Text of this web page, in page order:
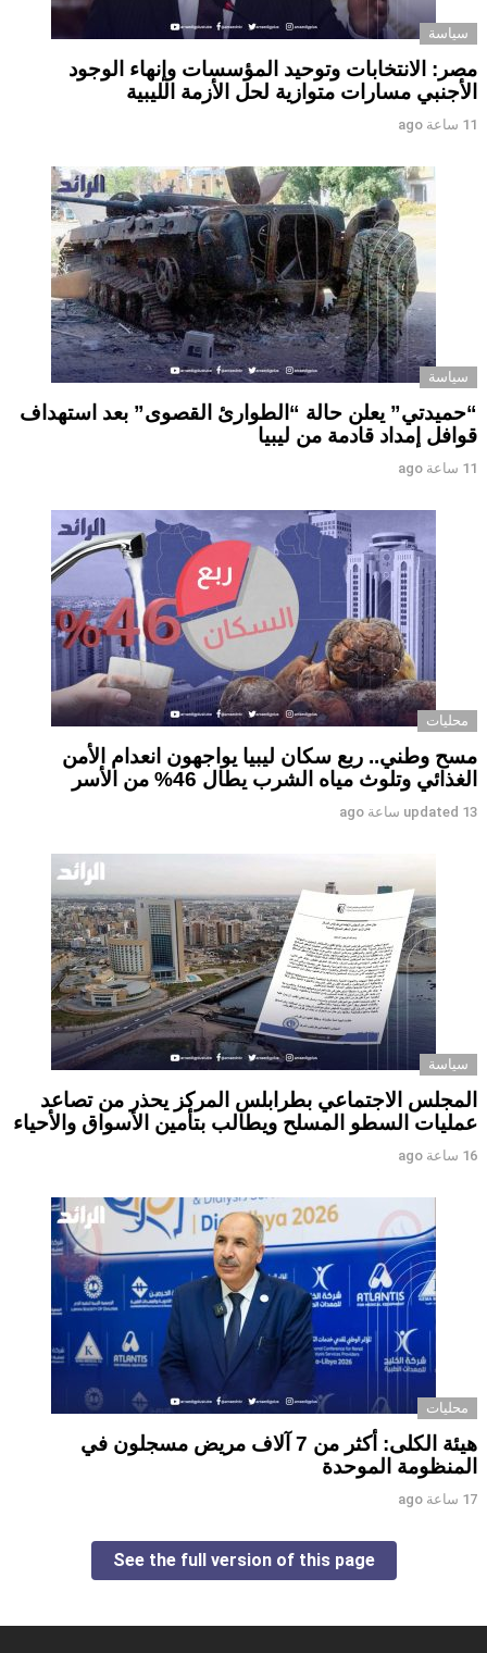
سياسة
مصر: الانتخابات وتوحيد المؤسسات وإنهاء الوجود
الأجنبي مسارات متوازية لحل الأزمة الليبية
11 ساعة ago
سياسة
“حميدتي” يعلن حالة “الطوارئ القصوى” بعد استهداف
قوافل إمداد قادمة من ليبيا
11 ساعة ago
محليات
مسح وطني.. ربع سكان ليبيا يواجهون انعدام الأمن
الغذائي وتلوث مياه الشرب يطال 46% من الأسر
updated 13 ساعة ago
سياسة
المجلس الاجتماعي بطرابلس المركز يحذر من تصاعد
عمليات السطو المسلح ويطالب بتأمين الأسواق والأحياء
16 ساعة ago
محليات
هيئة الكلى: أكثر من 7 آلاف مريض مسجلون في
المنظومة الموحدة
17 ساعة ago
See the full version of this page